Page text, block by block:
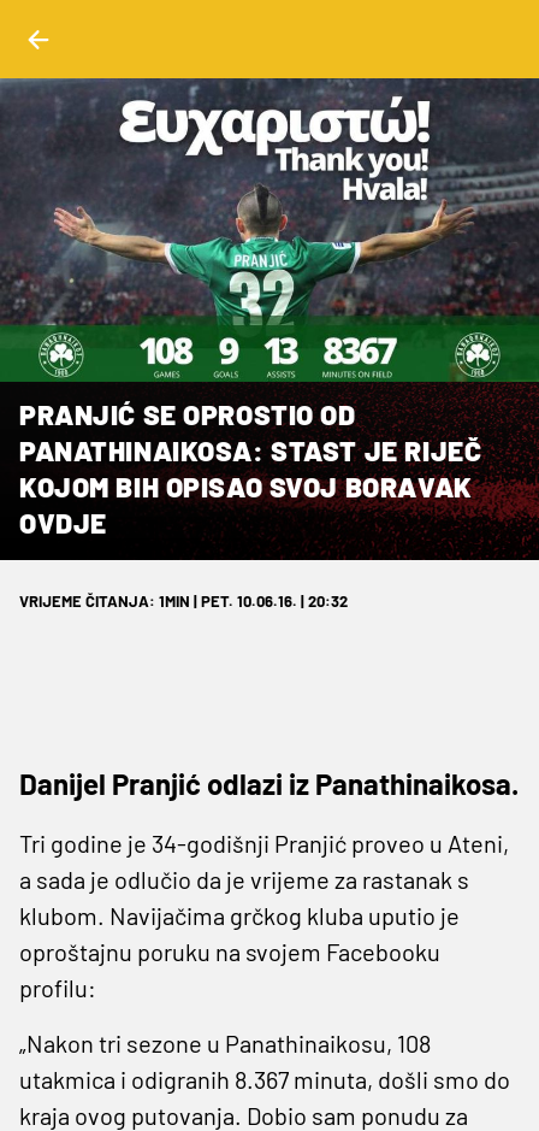
PRANJIĆ SE OPROSTIO OD
PANATHINAIKOSA: STAST JE RIJEČ
KOJOM BIH OPISAO SVOJ BORAVAK
OVDJE
VRIJEME ČITANJA: 1MIN | PET. 10.06.16. | 20:32
Danijel Pranjić odlazi iz Panathinaikosa.
Tri godine je 34-godišnji Pranjić proveo u Ateni,
a sada je odlučio da je vrijeme za rastanak s
klubom. Navijačima grčkog kluba uputio je
oproštajnu poruku na svojem Facebooku
profilu:
„Nakon tri sezone u Panathinaikosu, 108
utakmica i odigranih 8.367 minuta, došli smo do
kraja ovog putovanja. Dobio sam ponudu za